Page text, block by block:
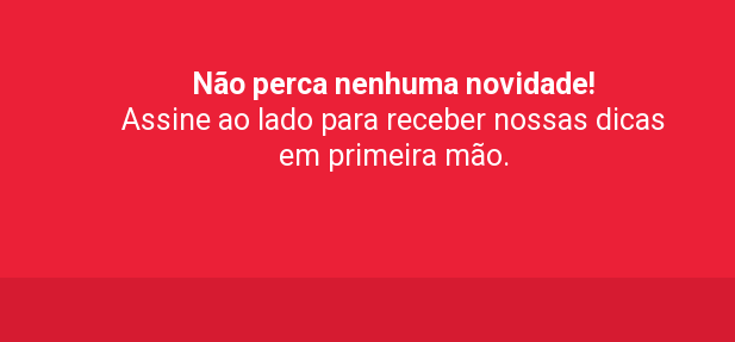
Não perca nenhuma novidade!
Assine ao lado para receber nossas dicas
em primeira mão.